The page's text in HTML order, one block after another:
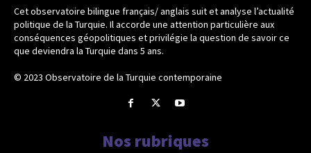
Cet observatoire bilingue français/ anglais suit et analyse l’actualité
politique de la Turquie. Il accorde une attention particulière aux
conséquences géopolitiques et privilégie la question de savoir ce
que deviendra la Turquie dans 5 ans.
© 2023 Observatoire de la Turquie contemporaine
Nos rubriques